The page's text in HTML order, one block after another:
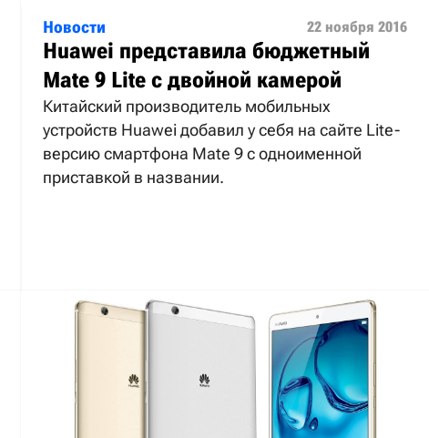
Новости 22 ноября 2016
Huawei представила бюджетный
Mate 9 Lite с двойной камерой
Китайский производитель мобильных
устройств Huawei добавил у себя на сайте Lite-
версию смартфона Mate 9 с одноименной
приставкой в названии.